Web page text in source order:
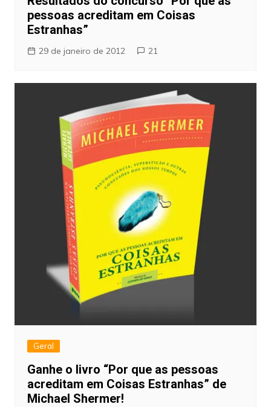
pessoas acreditam em Coisas
Estranhas”
29 de janeiro de 2012 21
Geral
Ganhe o livro “Por que as pessoas
acreditam em Coisas Estranhas” de
Michael Shermer!